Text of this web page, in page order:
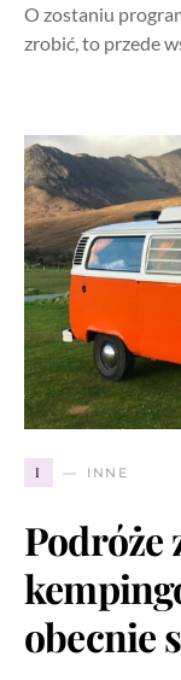
O zostaniu
zrobić, to przede
I INNE
Podróże
obecnie